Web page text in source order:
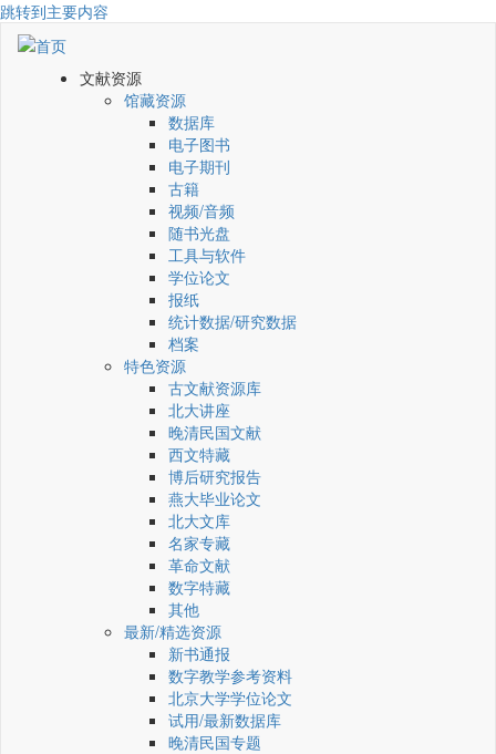
跳转到主要内容
文献资源
馆藏资源
数据库
电子图书
电子期刊
古籍
视频/音频
随书光盘
工具与软件
学位论文
报纸
统计数据/研究数据
档案
特色资源
古文献资源库
北大讲座
晚清民国文献
西文特藏
博后研究报告
燕大毕业论文
北大文库
名家专藏
革命文献
数字特藏
其他
最新/精选资源
新书通报
数字教学参考资料
北京大学学位论文
试用/最新数据库
晚清民国专题